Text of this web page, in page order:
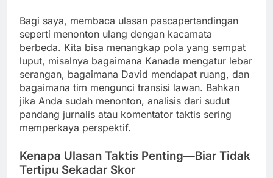
Bagi saya, membaca ulasan pascapertandingan
seperti menonton ulang dengan kacamata
berbeda. Kita bisa menangkap pola yang sempat
luput, misalnya bagaimana Kanada mengatur lebar
serangan, bagaimana David mendapat ruang, dan
bagaimana tim mengunci transisi lawan. Bahkan
jika Anda sudah menonton, analisis dari sudut
pandang jurnalis atau komentator taktis sering
memperkaya perspektif.
Kenapa Ulasan Taktis Penting—Biar Tidak
Tertipu Sekadar Skor